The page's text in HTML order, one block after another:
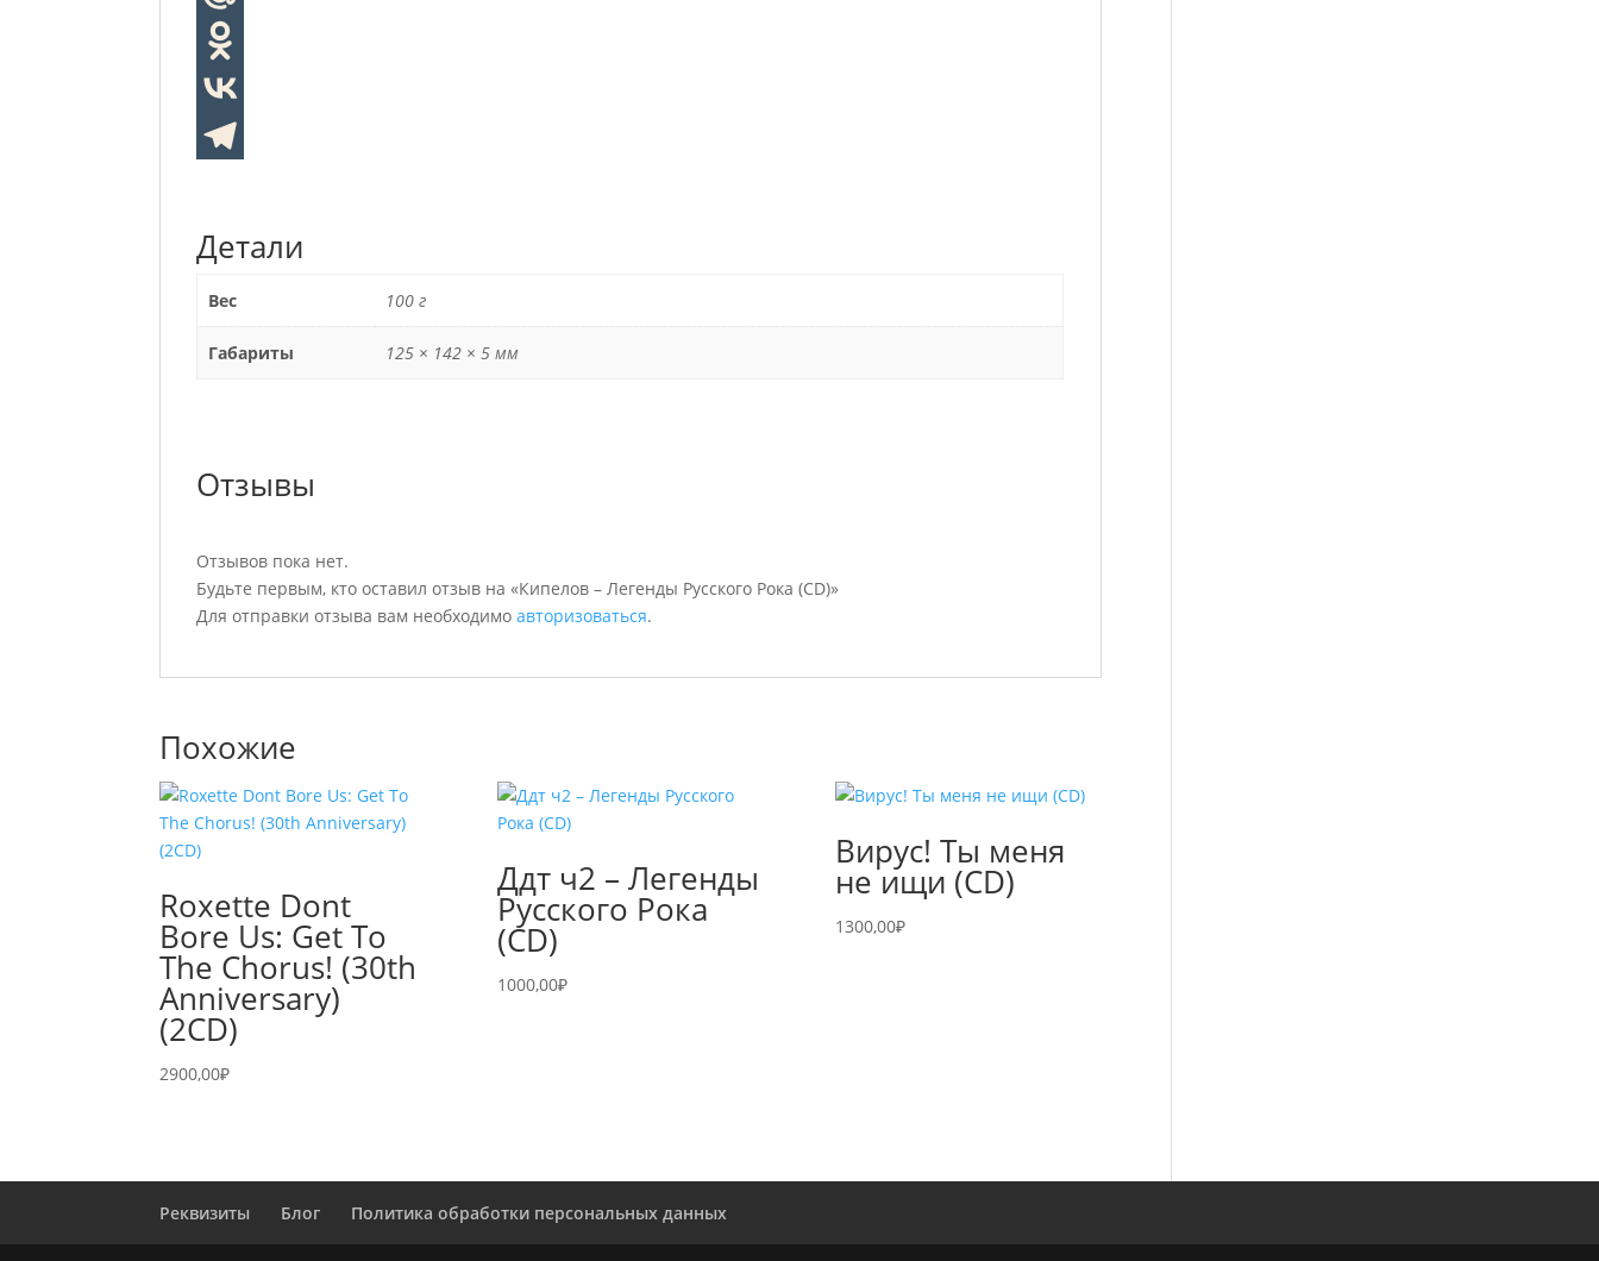
Детали
Вес 100 г
Габариты 125 × 142 × 5 мм
Отзывы
Отзывов пока нет.
Будьте первым, кто оставил отзыв на «Кипелов – Легенды Русского Рока (CD)»
Для отправки отзыва вам необходимоавторизоваться.
Похожие
Roxette Dont
Bore Us: Get To
The Chorus! (30th
Anniversary)
(2CD)
2900,00₽
Ддт ч2 – Легенды
Русского Рока
(CD)
1000,00₽
Вирус! Ты меня
не ищи (CD)
1300,00₽
Реквизиты Блог Политика обработки персональных данных